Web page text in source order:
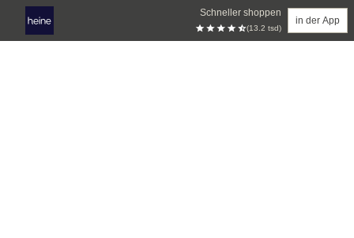
Schneller shoppen
(13.2 tsd)
in der App